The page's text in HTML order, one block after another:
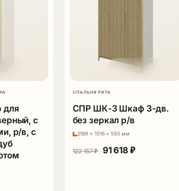
₽.
для
с
р/в, с
СПАЛЬНЯ РИТА
СПР ШК-3 Шкаф 3-дв.
без зеркал р/в
2189 × 1516 × 593 мм
122 157₽ Первоначальная
91 618 ₽Текущая